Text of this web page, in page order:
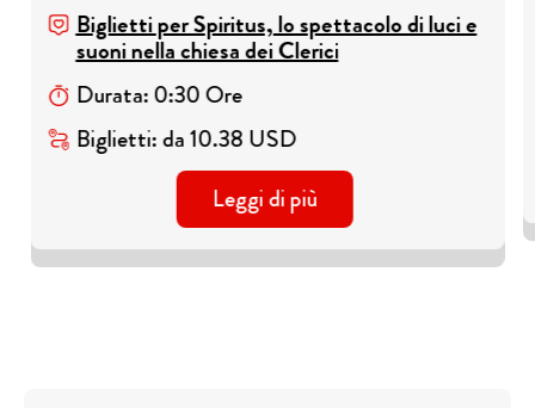
Biglietti per Spiritus, lo spettacolo di luci e
suoni nella chiesa dei Clerici
Durata:0:30Ore
Biglietti:da10.38 USD
Leggi di più